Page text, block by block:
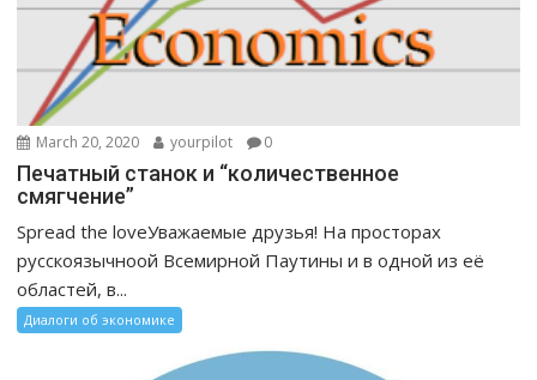
March 20, 2020 yourpilot 0
Печатный станок и “количественное
смягчение”
Spread the loveУважаемые друзья! На просторах
русскоязычноой Всемирной Паутины и в одной из её
областей, в...
Диалоги об экономике